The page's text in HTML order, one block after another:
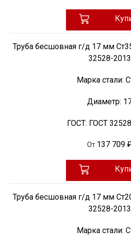
Труба бесшовная г/д 17 мм
32528-2013
Марка стали:
Диаметр:
ГОСТ: ГОСТ
От 137 709
Труба бесшовная г/д 17 мм
32528-2013
Марка стали: